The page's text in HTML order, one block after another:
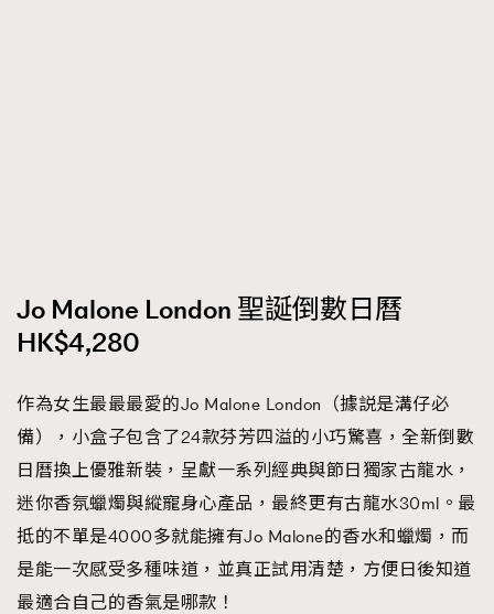
Jo Malone London 聖誕倒數日曆
HK$4,280
作為女生最最最愛的Jo Malone London（據説是溝仔必
備），小盒子包含了24款芬芳四溢的小巧驚喜，全新倒數
日曆換上優雅新裝，呈獻一系列經典與節日獨家古龍水，
迷你香氛蠟燭與縱寵身心產品，最終更有古龍水30ml。最
抵的不單是4000多就能擁有Jo Malone的香水和蠟燭，而
是能一次感受多種味道，並真正試用清楚，方便日後知道
最適合自己的香氣是哪款！